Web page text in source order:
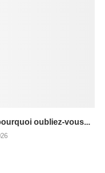
oubliez-vous...